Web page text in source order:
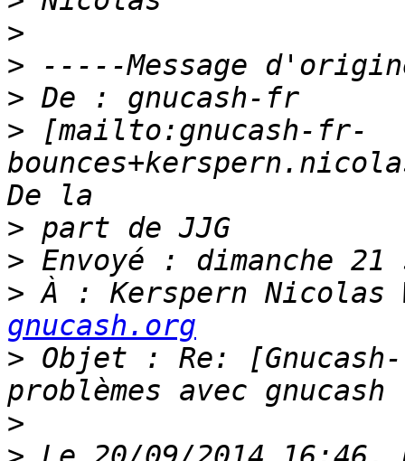
>
>
>
> [mailto:gnucash-fr-
>
>
> À : Kerspern Nicolas
gnucash.org
> Objet : Re:
>